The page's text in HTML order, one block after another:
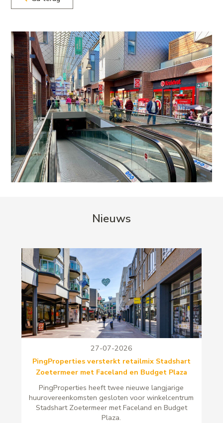
Nieuws
27-07-2026
PingProperties versterkt retailmix Stadshart
Zoetermeer met Faceland en Budget Plaza
PingProperties heeft twee nieuwe langjarige
huurovereenkomsten gesloten voor winkelcentrum
Stadshart Zoetermeer met Faceland en Budget
Plaza.